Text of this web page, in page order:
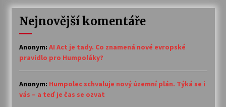
Nejnovější komentáře
Anonym: AI Act je tady. Co znamená nové evropské
pravidlo pro Humpoláky?
Anonym: Humpolec schvaluje nový územní plán. Týká se i
vás – a teď je čas se ozvat